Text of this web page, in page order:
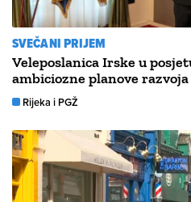
SVEČANI PRIJEM
Veleposlanica Irske u
ambiciozne planove razvoja
Rijeka i PGŽ